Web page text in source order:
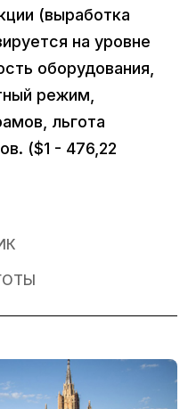
(выработка
на уровне
оборудования,
режим,
льгота
($1 - 476,22